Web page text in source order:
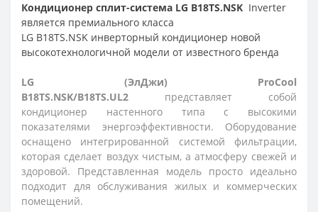
Кондиционер сплит-система LG B18TS.NSK Inverter
является премиального класса
LG B18TS.NSK инверторный кондиционер новой
высокотехнологичной модели от известного бренда
LG (ЭлДжи) ProCool
B18TS.NSK/B18TS.UL2 представляет собой
кондиционер настенного типа с высокими
показателями энергоэффективности. Оборудование
оснащено интегрированной системой фильтрации,
которая сделает воздух чистым, а атмосферу свежей и
здоровой. Представленная модель просто идеально
подходит для обслуживания жилых и коммерческих
помещений.